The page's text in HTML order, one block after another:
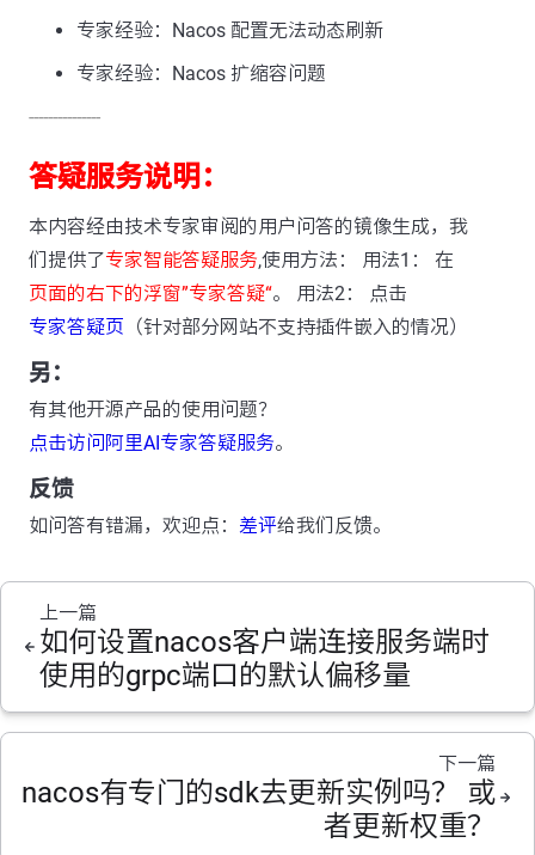
专家经验：Nacos 配置无法动态刷新
专家经验：Nacos 扩缩容问题
---------------
答疑服务说明：
本内容经由技术专家审阅的用户问答的镜像生成，我
们提供了专家智能答疑服务,使用方法： 用法1： 在
页面的右下的浮窗”专家答疑“。 用法2： 点击
专家答疑页 （针对部分网站不支持插件嵌入的情况）
另：
有其他开源产品的使用问题？
点击访问阿里AI专家答疑服务。
反馈
如问答有错漏，欢迎点： 差评给我们反馈。
上一篇
如何设置nacos客户端连接服务端时
使用的grpc端口的默认偏移量
下一篇
nacos有专门的sdk去更新实例吗？ 或
者更新权重？